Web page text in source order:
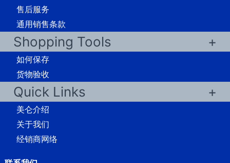
售后服务
通用销售条款
Shopping Tools
如何保存
货物验收
Quick Links
美仑介绍
关于我们
经销商网络